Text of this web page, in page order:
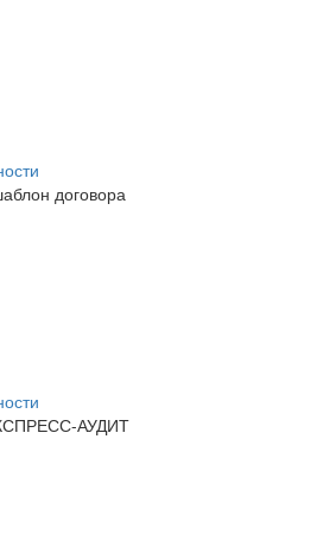
договора
АУДИТ